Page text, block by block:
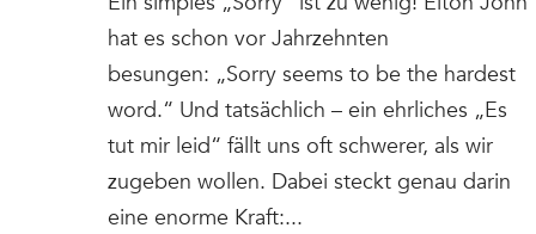
hat es schon vor Jahrzehnten
besungen: „Sorry seems to be the hardest
word.“ Und tatsächlich – ein ehrliches „Es
tut mir leid“ fällt uns oft schwerer, als wir
zugeben wollen. Dabei steckt genau darin
eine enorme Kraft:...